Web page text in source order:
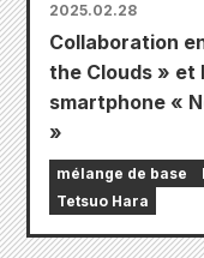
2025.02.28
Collaboration
the Clouds » et
smartphone «
»
mélange de base
Tetsuo Hara